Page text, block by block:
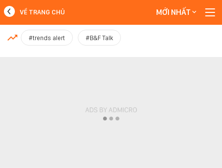
MỚI NHẤT
VỀ TRANG CHỦ MỚI NHẤT
#trends alert #B&F Talk